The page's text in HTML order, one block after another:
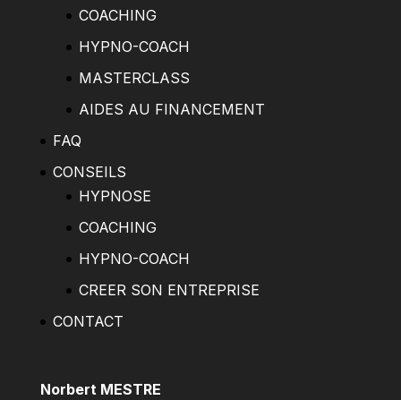
COACHING
HYPNO-COACH
MASTERCLASS
AIDES AU FINANCEMENT
FAQ
CONSEILS
HYPNOSE
COACHING
HYPNO-COACH
CREER SON ENTREPRISE
CONTACT
Norbert MESTRE